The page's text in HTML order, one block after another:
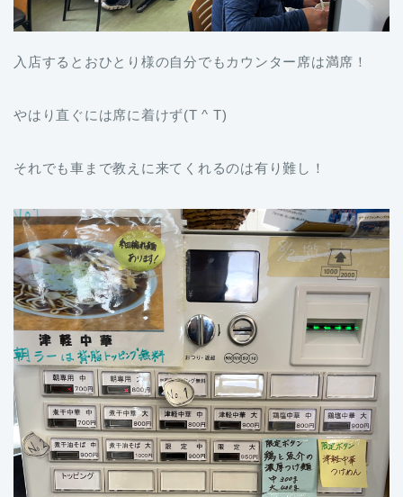
入店するとおひとり様の自分でもカウンター席は満席！
やはり直ぐには席に着けず(T ^ T)
それでも車まで教えに来てくれるのは有り難し！